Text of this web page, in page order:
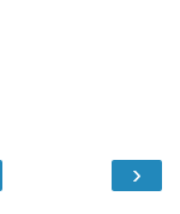
›